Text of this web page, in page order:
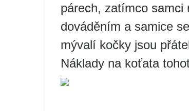
párech, zatímco samci
dováděním a samice
mývalí kočky jsou
Náklady na koťata